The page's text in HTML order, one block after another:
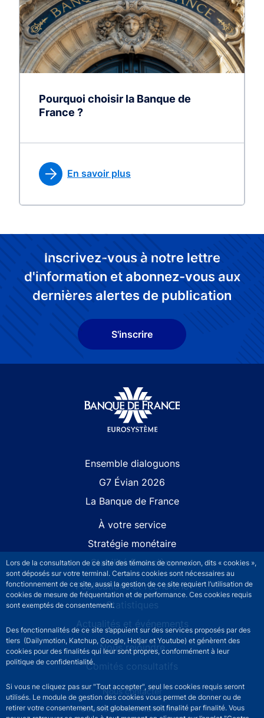
Lors de la consultation de ce site des témoins de connexion, dits « cookies »,
sont déposés sur votre terminal. Certains cookies sont nécessaires au
fonctionnement de ce site, aussi la gestion de ce site requiert l’utilisation de
cookies de mesure de fréquentation et de performance. Ces cookies requis
sont exemptés de consentement.
Des fonctionnalités de ce site s’appuient sur des services proposés par des
tiers (Dailymotion, Katchup, Google, Hotjar et Youtube) et génèrent des
cookies pour des finalités qui leur sont propres, conformément à leur
politique de confidentialité.
Si vous ne cliquez pas sur "Tout accepter", seul les cookies requis seront
utilisés. Le module de gestion des cookies vous permet de donner ou de
retirer votre consentement, soit globalement soit finalité par finalité. Vous
Pourquoi choisir la Banque de
France ?
En savoir plus
Inscrivez-vous à notre lettre
d'information et abonnez-vous aux
dernières alertes de publication
S'inscrire
Ensemble dialoguons
G7 Évian 2026
La Banque de France
À votre service
Stratégie monétaire
Stabilité financière
Publications et recherche
Statistiques
Actualités et événements
Nous rejoindre
Comités consultatifs
Footer secondary menuNous contacter
Sourds et malentendants